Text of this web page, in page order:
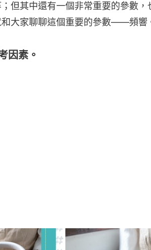
但其中還有一個非常重要的參數，
大家聊聊這個重要的參數——頻響
因素。